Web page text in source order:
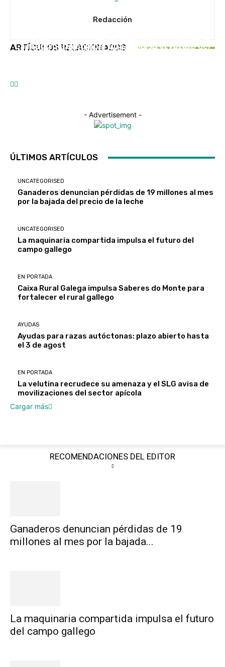
Redacción
ARTÍCULOS RELACIONADOS
mes por la bajada del precio de la leche
La maquinaria compartida impulsa el futuro del
Caixa Rural Galega impulsa Saberes do Monte
- Advertisement -
ÚLTIMOS ARTÍCULOS
UNCATEGORISED
Ganaderos denuncian pérdidas de 19 millones al mes
por la bajada del precio de la leche
UNCATEGORISED
La maquinaria compartida impulsa el futuro del
campo gallego
EN PORTADA
Caixa Rural Galega impulsa Saberes do Monte para
fortalecer el rural gallego
AYUDAS
Ayudas para razas autóctonas: plazo abierto hasta
el 3 de agost
EN PORTADA
La velutina recrudece su amenaza y el SLG avisa de
movilizaciones del sector apícola
Cargar más
RECOMENDACIONES DEL EDITOR
Ganaderos denuncian pérdidas de 19
millones al mes por la bajada...
La maquinaria compartida impulsa el futuro
del campo gallego